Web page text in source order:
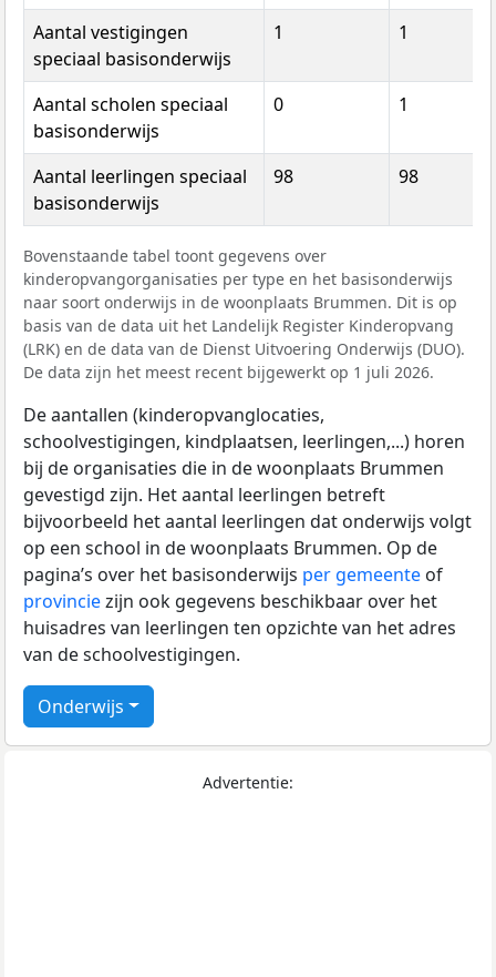
Aantal vestigingen
speciaal basisonderwijs
1 1
Aantal scholen speciaal
basisonderwijs
0 1
Aantal leerlingen speciaal
basisonderwijs
98 98
Bovenstaande tabel toont gegevens over
kinderopvangorganisaties per type en het basisonderwijs
naar soort onderwijs in de woonplaats Brummen. Dit is op
basis van de data uit het Landelijk Register Kinderopvang
(LRK) en de data van de Dienst Uitvoering Onderwijs (DUO).
De data zijn het meest recent bijgewerkt op 1 juli 2026.
De aantallen (kinderopvanglocaties,
schoolvestigingen, kindplaatsen, leerlingen,...) horen
bij de organisaties die in de woonplaats Brummen
gevestigd zijn. Het aantal leerlingen betreft
bijvoorbeeld het aantal leerlingen dat onderwijs volgt
op een school in de woonplaats Brummen. Op de
pagina’s over het basisonderwijs per gemeente of
provinciezijn ook gegevens beschikbaar over het
huisadres van leerlingen ten opzichte van het adres
van de schoolvestigingen.
Onderwijs
Advertentie: